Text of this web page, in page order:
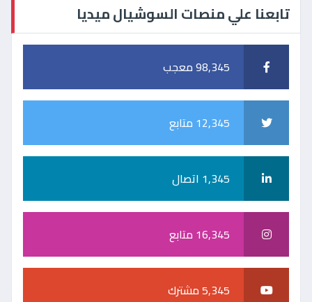
تابعنا علي منصات السوشيال ميديا
98,345 معجب
12,345 متابع
1,345 اتصال
16,345 متابع
5,345 مشترك